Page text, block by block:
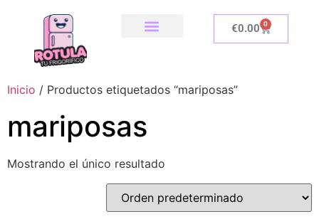
€0.00 0
Inicio / Productos etiquetados “mariposas”
mariposas
Mostrando el único resultado